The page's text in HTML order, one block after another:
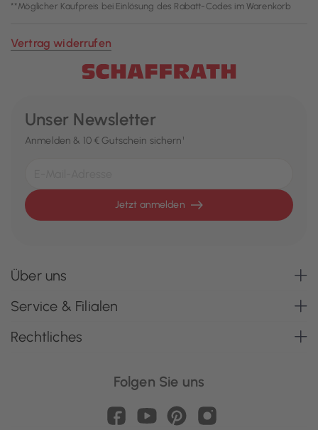
**Möglicher Kaufpreis bei Einlösung des Rabatt-Codes im Warenkorb
Vertrag widerrufen
Unser Newsletter
Anmelden & 10 € Gutschein sichern¹
Jetzt anmelden
Über uns
Service & Filialen
Rechtliches
Folgen Sie uns